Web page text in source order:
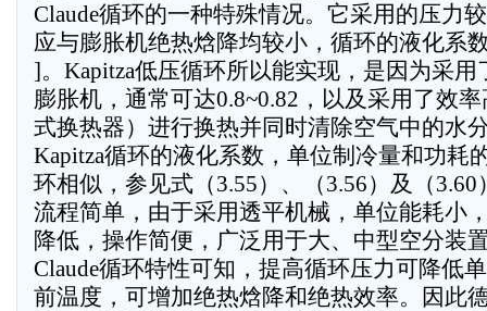
Claude循环的一种特殊情况。它采用的压力
应与膨胀机绝热焓降均较小，循环的液化系
]。Kapitza低压循环所以能实现，是因为采
膨胀机，通常可达0.8~0.82，以及采用了效
式换热器）进行换热并同时清除空气中的水
Kapitza循环的液化系数，单位制冷量和功耗
环相似，参见式（3.55）、（3.56）及（3.60
流程简单，由于采用透平机械，单位能耗小
降低，操作简便，广泛用于大、中型空分装
Claude循环特性可知，提高循环压力可降低
前温度，可增加绝热焓降和绝热效率。因此